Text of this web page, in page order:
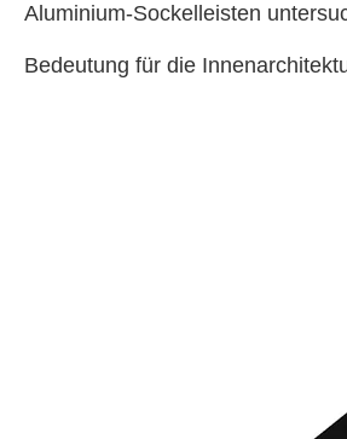
Aluminium-Sockelleisten
Bedeutung für die